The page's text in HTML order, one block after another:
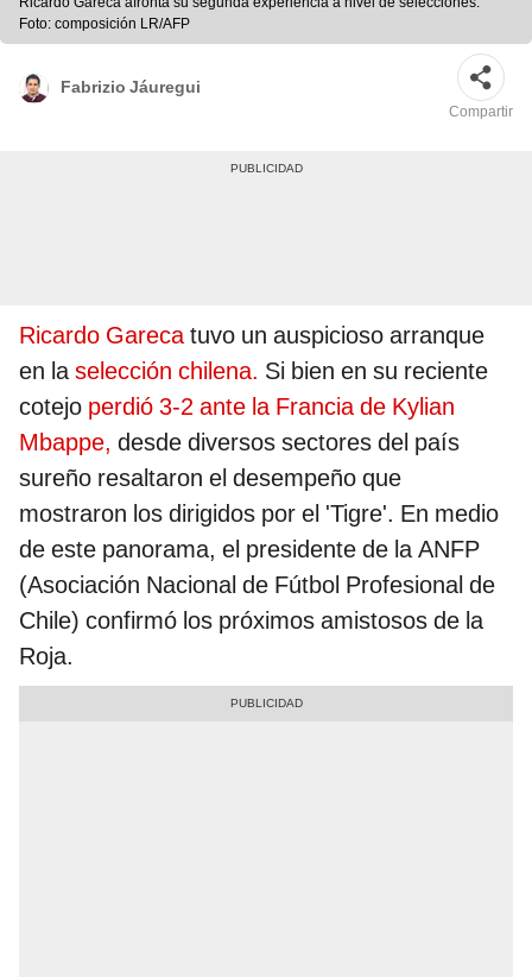
Foto: composición LR/AFP
Fabrizio Jáuregui
Compartir
Ricardo Garecatuvo un auspicioso arranque
en laselección chilena. Si bien en su reciente
cotejo perdió 3-2 ante la Francia de Kylian
Mbappe, desde diversos sectores del país
sureño resaltaron el desempeño que
mostraron los dirigidos por el 'Tigre'. En medio
de este panorama, el presidente de la ANFP
(Asociación Nacional de Fútbol Profesional de
Chile) confirmó los próximos amistosos de la
Roja.